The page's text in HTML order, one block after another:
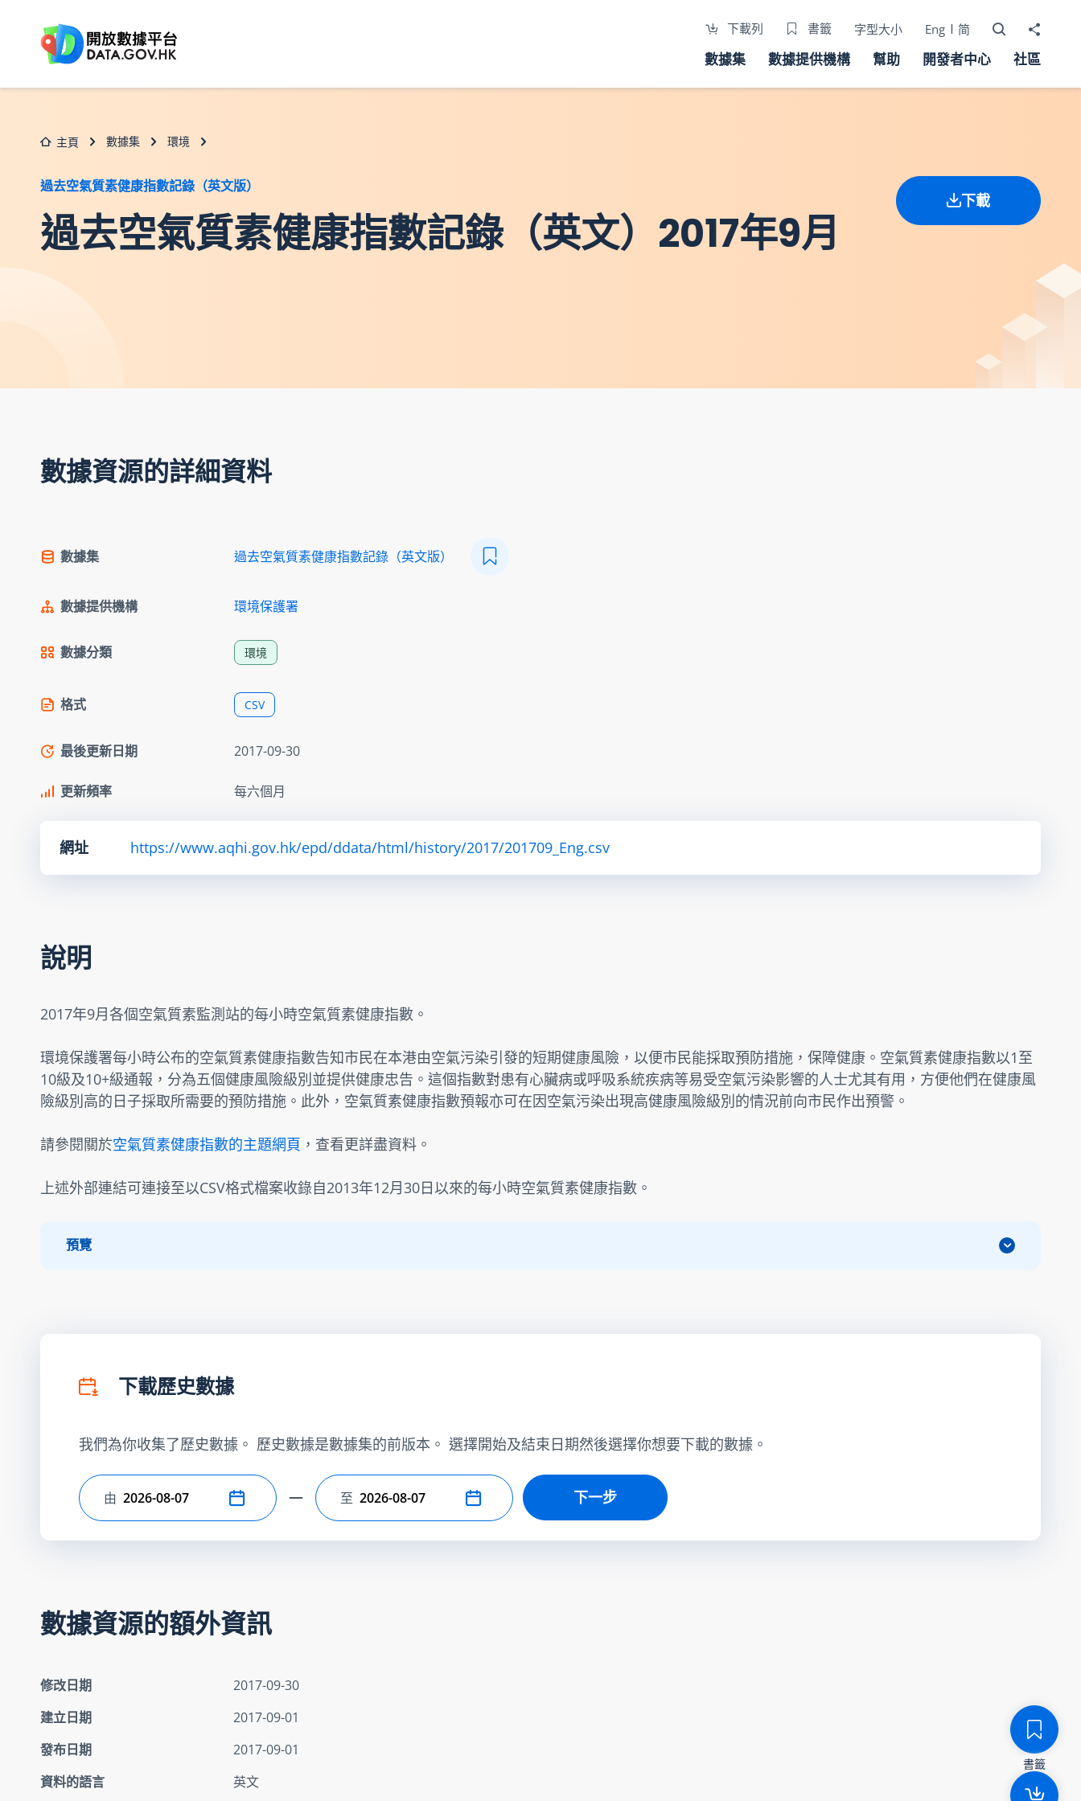
下載列 書籤 字型大小 Eng 简 打開搜尋器
分享至
數據集 數據提供機構 幫助 開發者中心 社區
主頁 數據集 環境
過去空氣質素健康指數記錄（英文版）
過去空氣質素健康指數記錄（英文）2017年9月
下載
數據資源的詳細資料
數據集 過去空氣質素健康指數記錄（英文版）
數據提供機構 環境保護署
數據分類 環境
格式 CSV
最後更新日期 2017-09-30
更新頻率 每六個月
網址 https://www.aqhi.gov.hk/epd/ddata/html/history/2017/201709_Eng.csv
說明
2017年9月各個空氣質素監測站的每小時空氣質素健康指數。
環境保護署每小時公布的空氣質素健康指數告知市民在本港由空氣污染引發的短期健康風險，以便市民能採取預防措施，保障健康。空氣質素健康指數以1至
10級及10+級通報，分為五個健康風險級別並提供健康忠告。這個指數對患有心臟病或呼吸系統疾病等易受空氣污染影響的人士尤其有用，方便他們在健康風
險級別高的日子採取所需要的預防措施。此外，空氣質素健康指數預報亦可在因空氣污染出現高健康風險級別的情況前向市民作出預警。
請參閱關於空氣質素健康指數的主題網頁 ，查看更詳盡資料。
上述外部連結可連接至以CSV格式檔案收錄自2013年12月30日以來的每小時空氣質素健康指數。
預覽
下載歷史數據
我們為你收集了歷史數據。 歷史數據是數據集的前版本。 選擇開始及結束日期然後選擇你想要下載的數據。
選擇開始日期
由 選擇結束日期
至 下一步
數據資源的額外資訊
修改日期
2017-09-30
建立日期
2017-09-01
發布日期
2017-09-01
資料的語言
英文
書籤